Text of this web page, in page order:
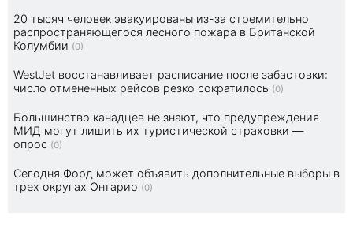
20 тысяч человек эвакуированы из-за стремительно
распространяющегося лесного пожара в Британской
Колумбии (0)
WestJet восстанавливает расписание после забастовки:
число отмененных рейсов резко сократилось (0)
Большинство канадцев не знают, что предупреждения
МИД могут лишить их туристической страховки —
опрос (0)
Сегодня Форд может объявить дополнительные выборы в
трех округах Онтарио (0)